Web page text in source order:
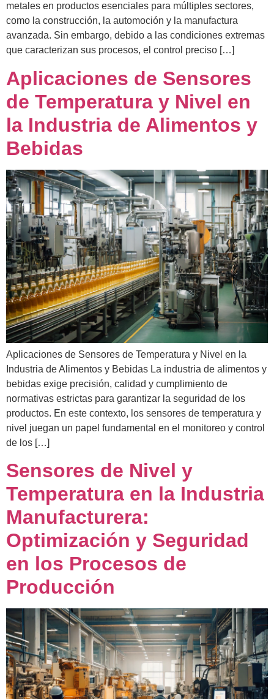
metales en productos esenciales para múltiples sectores,
como la construcción, la automoción y la manufactura
avanzada. Sin embargo, debido a las condiciones extremas
que caracterizan sus procesos, el control preciso […]
Aplicaciones de Sensores
de Temperatura y Nivel en
la Industria de Alimentos y
Bebidas
Aplicaciones de Sensores de Temperatura y Nivel en la
Industria de Alimentos y Bebidas La industria de alimentos y
bebidas exige precisión, calidad y cumplimiento de
normativas estrictas para garantizar la seguridad de los
productos. En este contexto, los sensores de temperatura y
nivel juegan un papel fundamental en el monitoreo y control
de los […]
Sensores de Nivel y
Temperatura en la Industria
Manufacturera:
Optimización y Seguridad
en los Procesos de
Producción